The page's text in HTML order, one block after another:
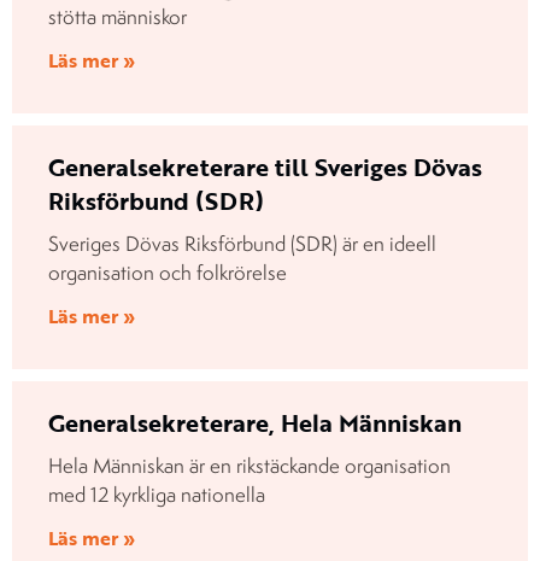
stötta människor
Läs mer »
Generalsekreterare till Sveriges Dövas
Riksförbund (SDR)
Sveriges Dövas Riksförbund (SDR) är en ideell
organisation och folkrörelse
Läs mer »
Generalsekreterare, Hela Människan
Hela Människan är en rikstäckande organisation
med 12 kyrkliga nationella
Läs mer »